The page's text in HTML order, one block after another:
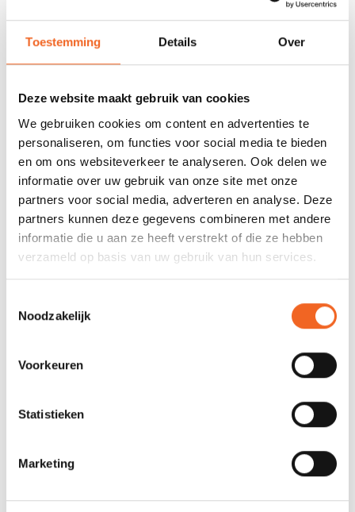
Toestemming Details Over
Deze website maakt gebruik van cookies
We gebruiken cookies om content en advertenties te
personaliseren, om functies voor social media te bieden
en om ons websiteverkeer te analyseren. Ook delen we
informatie over uw gebruik van onze site met onze
partners voor social media, adverteren en analyse. Deze
partners kunnen deze gegevens combineren met andere
informatie die u aan ze heeft verstrekt of die ze hebben
verzameld op basis van uw gebruik van hun services.
Noodzakelijk
Voorkeuren
Statistieken
Marketing
0 sterren op basis van 0 beoordelingen
JE BEOORDELING TOEVOEGEN
GERELATEERDE PRODUCTEN
€71,00
PALM LUCHTZAK KANO
€79,00